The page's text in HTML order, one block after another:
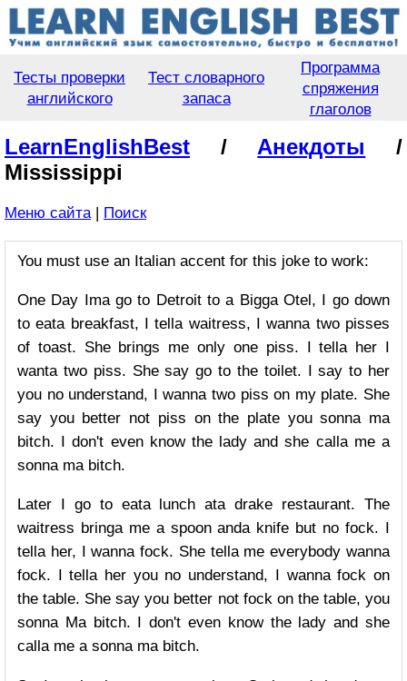
Тесты проверки
английского
Тест словарного
запаса
Программа
спряжения
глаголов
LearnEnglishBest / Анекдоты /
Mississippi
Меню сайта| Поиск
You must use an Italian accent for this joke to work:
One Day Ima go to Detroit to a Bigga Otel, I go down
to eata breakfast, I tella waitress, I wanna two pisses
of toast. She brings me only one piss. I tella her I
wanta two piss. She say go to the toilet. I say to her
you no understand, I wanna two piss on my plate. She
say you better not piss on the plate you sonna ma
bitch. I don't even know the lady and she calla me a
sonna ma bitch.
Later I go to eata lunch ata drake restaurant. The
waitress bringa me a spoon anda knife but no fock. I
tella her, I wanna fock. She tella me everybody wanna
fock. I tella her you no understand, I wanna fock on
the table. She say you better not fock on the table, you
sonna Ma bitch. I don't even know the lady and she
calla me a sonna ma bitch.